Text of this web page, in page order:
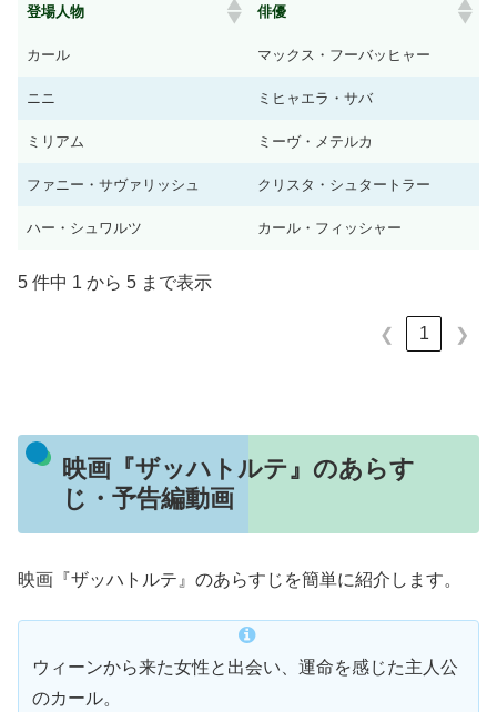
登場人物 俳優
登場人物
カール マックス・フーバッヒャー
ニニ ミヒャエラ・サバ
ミリアム ミーヴ・メテルカ
ファニー・サヴァリッシュ クリスタ・シュタートラー
ハー・シュワルツ カール・フィッシャー
5 件中 1 から 5 まで表示
❮ 1 ❯
映画『ザッハトルテ』のあらす
じ・予告編動画
映画『ザッハトルテ』のあらすじを簡単に紹介します。
ウィーンから来た女性と出会い、運命を感じた主人公
のカール。